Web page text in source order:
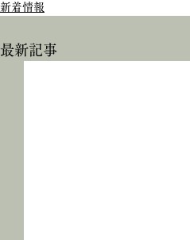
新着情報
最新記事